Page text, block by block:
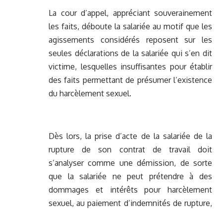
La cour d’appel, appréciant souverainement
les faits, déboute la salariée au motif que les
agissements considérés reposent sur les
seules déclarations de la salariée qui s’en dit
victime, lesquelles insuffisantes pour établir
des faits permettant de présumer l’existence
du harcèlement sexuel.
Dès lors, la prise d’acte de la salariée de la
rupture de son contrat de travail doit
s’analyser comme une démission, de sorte
que la salariée ne peut prétendre à des
dommages et intérêts pour harcèlement
sexuel, au paiement d’indemnités de rupture,